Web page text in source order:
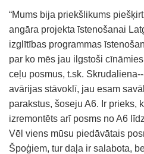
“Mums bija priekšlikums
angāra projekta īstenošanai
izglītības programmas
par ko mēs jau ilgstoši
ceļu posmus, t.sk.
avārijas stāvoklī, jau esam
parakstus, šoseju A6. Ir prieks,
izremontēts arī posms no A6
Vēl viens mūsu piedāvātais
Špoģiem, tur daļa ir salabota,